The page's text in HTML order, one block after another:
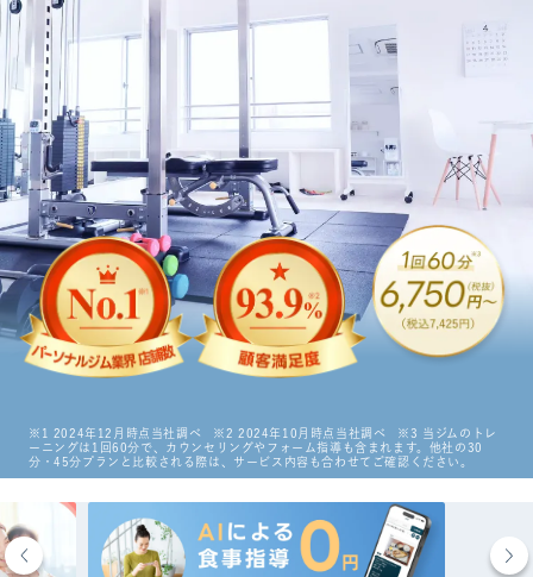
体験の流れ
かたぎり塾について
TOPページ
特長
選ばれる理由
ビフォーアフター
プログラム
※1 2024年12月時点当社調べ ※2 2024年10月時点当社調べ
※3 当ジムのトレ
ーニングは1回60分で、カウンセリングやフォーム指導も含まれます。他社の30
分・45分プランと比較される際は、サービス内容も合わせてご確認ください。